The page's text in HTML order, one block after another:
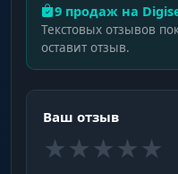
9 продаж на
Текстовых отзывов
оставит отзыв.
Ваш отзыв
★★★★★